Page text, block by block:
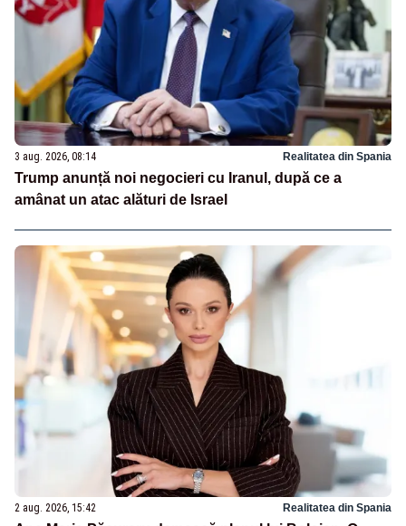
3 aug. 2026, 08:14 Realitatea din Spania
Trump anunță noi negocieri cu Iranul, după ce a
amânat un atac alături de Israel
2 aug. 2026, 15:42 Realitatea din Spania